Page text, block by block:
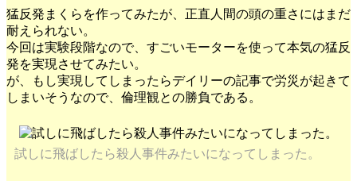
猛反発まくらを作ってみたが、正直人間の頭の重さにはまだ
耐えられない。
今回は実験段階なので、すごいモーターを使って本気の猛反
発を実現させてみたい。
が、もし実現してしまったらデイリーの記事で労災が起きて
しまいそうなので、倫理観との勝負である。
試しに飛ばしたら殺人事件みたいになってしまった。